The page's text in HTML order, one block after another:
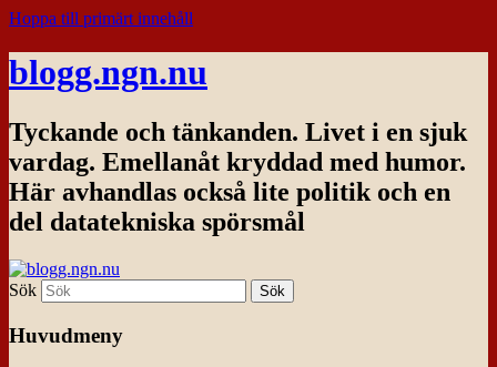
Hoppa till primärt innehåll
blogg.ngn.nu
Tyckande och tänkanden. Livet i en sjuk
vardag. Emellanåt kryddad med humor.
Här avhandlas också lite politik och en
del datatekniska spörsmål
Sök
Huvudmeny